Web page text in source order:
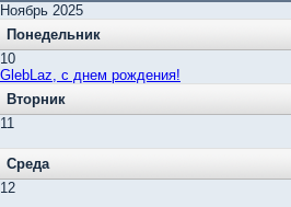
Ноябрь 2025
Понедельник
10
GlebLaz, c днем рождения!
Вторник
11
Среда
12